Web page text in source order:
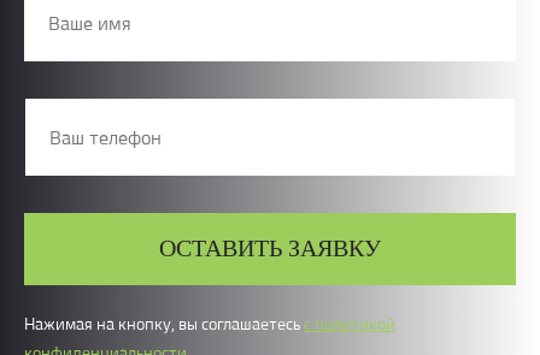
ОСТАВИТЬ ЗАЯВКУ
Нажимая на кнопку, вы соглашаетесьс политикой